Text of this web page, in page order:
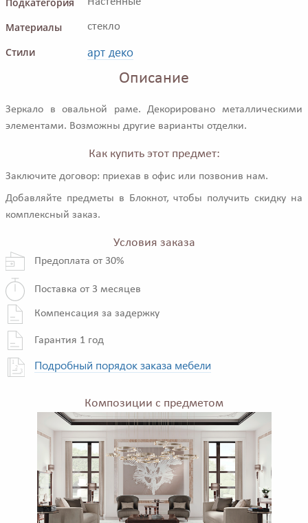
Материалы стекло
Стили арт деко
Описание
Зеркало в овальной раме. Декорировано металлическими
элементами. Возможны другие варианты отделки.
Как купить этот предмет:
Заключите договор: приехав в офис или позвонив нам.
Добавляйте предметы в Блокнот, чтобы получить скидку на
комплексный заказ.
Условия заказа
Предоплата от 30%
Поставка от 3 месяцев
Компенсация за задержку
Гарантия 1 год
Подробный порядок заказа мебели
Композиции с предметом